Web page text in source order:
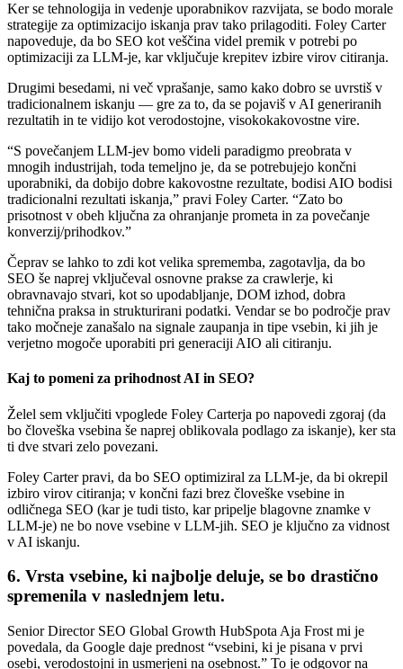
Ker se tehnologija in vedenje uporabnikov razvijata, se bodo morale
strategije za optimizacijo iskanja prav tako prilagoditi. Foley Carter
napoveduje, da bo SEO kot veščina videl premik v potrebi po
optimizaciji za LLM-je, kar vključuje krepitev izbire virov citiranja.
Drugimi besedami, ni več vprašanje, samo kako dobro se uvrstiš v
tradicionalnem iskanju — gre za to, da se pojaviš v AI generiranih
rezultatih in te vidijo kot verodostojne, visokokakovostne vire.
“S povečanjem LLM-jev bomo videli paradigmo preobrata v
mnogih industrijah, toda temeljno je, da se potrebujejo končni
uporabniki, da dobijo dobre kakovostne rezultate, bodisi AIO bodisi
tradicionalni rezultati iskanja,” pravi Foley Carter. “Zato bo
prisotnost v obeh ključna za ohranjanje prometa in za povečanje
konverzij/prihodkov.”
Čeprav se lahko to zdi kot velika sprememba, zagotavlja, da bo
SEO še naprej vključeval osnovne prakse za crawlerje, ki
obravnavajo stvari, kot so upodabljanje, DOM izhod, dobra
tehnična praksa in strukturirani podatki. Vendar se bo področje prav
tako močneje zanašalo na signale zaupanja in tipe vsebin, ki jih je
verjetno mogoče uporabiti pri generaciji AIO ali citiranju.
Kaj to pomeni za prihodnost AI in SEO?
Želel sem vključiti vpoglede Foley Carterja po napovedi zgoraj (da
bo človeška vsebina še naprej oblikovala podlago za iskanje), ker sta
ti dve stvari zelo povezani.
Foley Carter pravi, da bo SEO optimiziral za LLM-je, da bi okrepil
izbiro virov citiranja; v končni fazi brez človeške vsebine in
odličnega SEO (kar je tudi tisto, kar pripelje blagovne znamke v
LLM-je) ne bo nove vsebine v LLM-jih. SEO je ključno za vidnost
v AI iskanju.
6. Vrsta vsebine, ki najbolje deluje, se bo drastično
spremenila v naslednjem letu.
Senior Director SEO Global Growth HubSpota Aja Frost mi je
povedala, da Google daje prednost “vsebini, ki je pisana v prvi
osebi, verodostojni in usmerjeni na osebnost.” To je odgovor na